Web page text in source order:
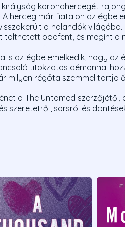
koronahercegét
herceg már fiatalon az égbe
a halandók
odafent, és megint a
is az égbe emelkedik, hogy
titokzatos démonnal
milyen régóta szemmel tartja
a The Untamed szerzőjétől,
szeretetről, sorsról és